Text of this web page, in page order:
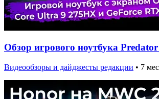
Обзор игрового ноутбука
Видеообзоры и дайджесты редакции • 7